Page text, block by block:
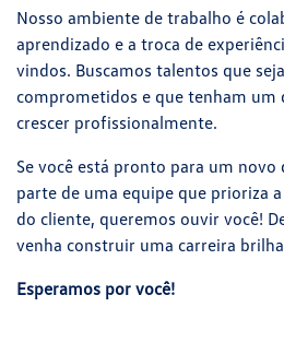
Nosso ambiente de trabalho é
aprendizado e a troca de
vindos. Buscamos talentos que
comprometidos e que tenham um
crescer profissionalmente.
Se você está pronto para um novo
parte de uma equipe que prioriza
do cliente, queremos ouvir você!
venha construir uma carreira
Esperamos por você!